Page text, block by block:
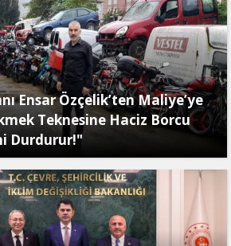
Ensar Özçelik’ten Maliye’ye
Teknesine Haciz Borcu
Durdurur!"